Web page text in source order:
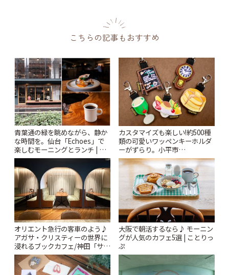
こちらの記事もおすすめ
青葉通の緑を眺めながら、静か
な時間を。仙台「Echoes」で
楽しむモーニングとランチ | こ
とりっぷ
カスタマイズも楽しい!約500種
類の可愛いワッペンキーホルダ
ーがずらり。小平市
「Kimamaya T&K」 | ことりっ
ぷ
オリエント急行の客車のよう♪
アガサ・クリスティーの世界に
浸れるブックカフェ/神田「サロ
ンクリスティ」 | ことりっぷ
大阪で朝活するなら♪ モーニン
グが人気のカフェ5選 | ことりっ
ぷ